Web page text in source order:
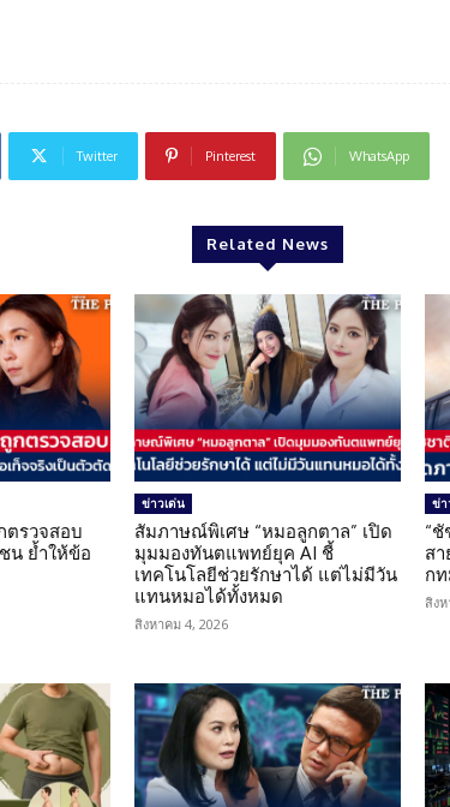
Twitter Pinterest WhatsApp
Related News
ตรวจสอบ
น ย้ำให้ข้อ
ข่าวเด่น
สัมภาษณ์พิเศษ “หมอลูกตาล” เปิด
มุมมองทันตแพทย์ยุค AI ชี้
เทคโนโลยีช่วยรักษาได้ แต่ไม่มีวัน
แทนหมอได้ทั้งหมด
สิงหาคม 4, 2026
ข่า
“
ส
ก
สิง